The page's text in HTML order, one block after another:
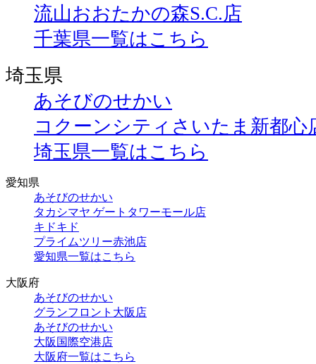
流山おおたかの森S.C.店
千葉県一覧はこちら
埼玉県
あそびのせかい
コクーンシティさいたま新都心
埼玉県一覧はこちら
愛知県
あそびのせかい
タカシマヤ ゲートタワーモール店
キドキド
プライムツリー赤池店
愛知県一覧はこちら
大阪府
あそびのせかい
グランフロント大阪店
あそびのせかい
大阪国際空港店
大阪府一覧はこちら